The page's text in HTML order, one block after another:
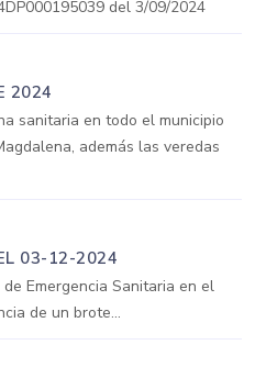
del 3/09/2024
2024
sanitaria en todo el municipio
además las veredas
03-12-2024
Emergencia Sanitaria en el
de un brote...